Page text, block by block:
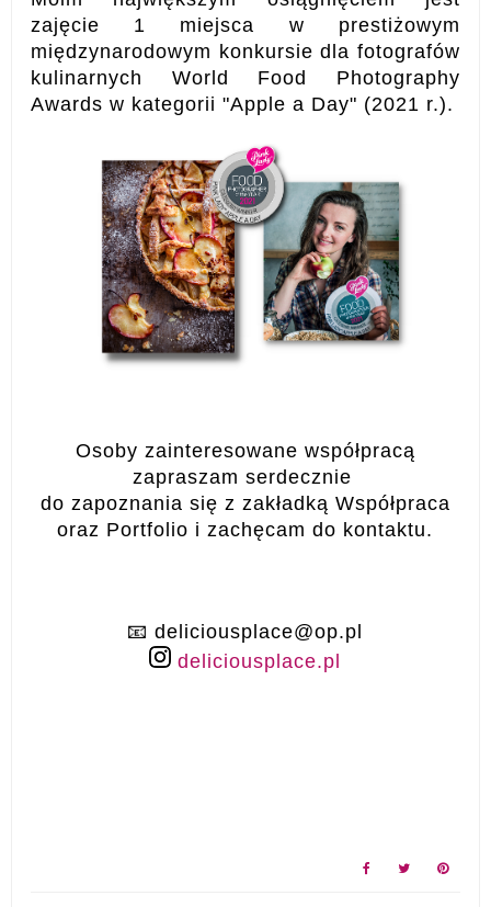
zajęcie 1 miejsca w prestiżowym
międzynarodowym konkursie dla fotografów
kulinarnych World Food Photography
Awards w kategorii "Apple a Day" (2021 r.).
Osoby zainteresowane współpracą
zapraszam serdecznie
do zapoznania się z zakładką Współpraca
oraz Portfolio i zachęcam do kontaktu.
📧 deliciousplace@op.pl
deliciousplace.pl